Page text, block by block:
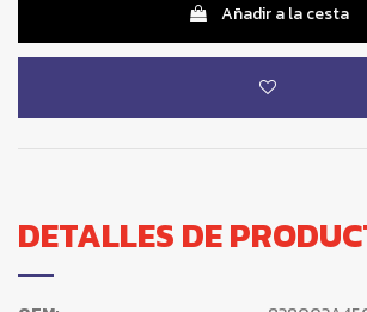
Añadir a la cesta
DETALLES DE